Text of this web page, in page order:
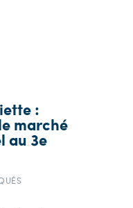
:
marché
au 3e